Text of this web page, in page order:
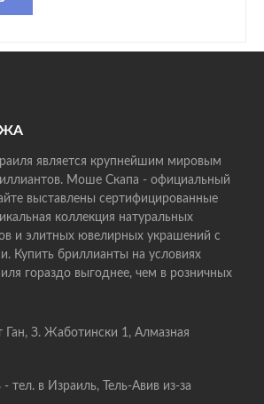
является крупнейшим мировым
Моше Скапа - официальный
выставлены сертифицированные
коллекция натуральных
и элитных ювелирных украшений с
Купить бриллианты на условиях
гораздо выгоднее, чем в розничных
Ган, З. Жаботински 1, Алмазная
тел. в Израиль, Тель-Авив из-за